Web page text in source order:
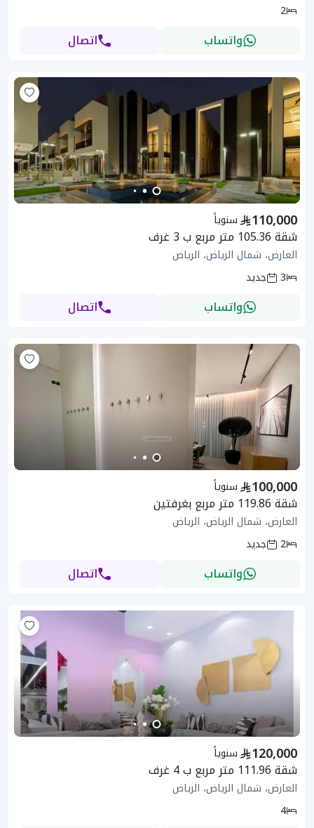
2
واتساب اتصال
سنوياً 110,000
شقة 105.36 متر مربع ب 3 غرف
العارض، شمال الرياض، الرياض
3
جديد
واتساب اتصال
سنوياً 100,000
شقة 119.86 متر مربع بغرفتين
العارض، شمال الرياض، الرياض
2
جديد
واتساب اتصال
سنوياً 120,000
شقة 111.96 متر مربع ب 4 غرف
العارض، شمال الرياض، الرياض
4